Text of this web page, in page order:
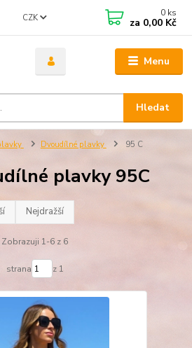
Menu
CZK
Hledat
0 ks
za 0,00 Kč
Dvoudílné plavky 95 C
plavky 95C
Nejdražší
Zobrazuji 1-6 z 6
strana z 1